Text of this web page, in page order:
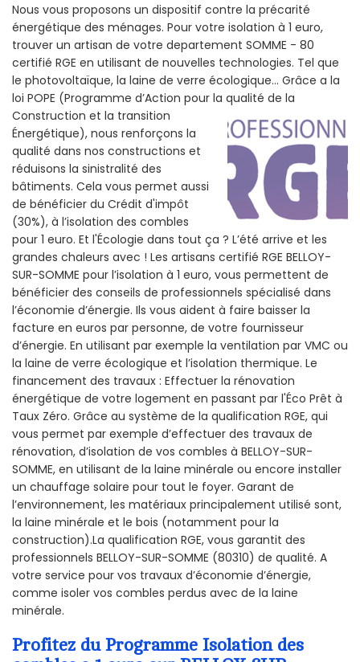
Nous vous proposons un dispositif contre la précarité
énergétique des ménages. Pour votre isolation à 1 euro,
trouver un artisan de votre departement SOMME - 80
certifié RGE en utilisant de nouvelles technologies. Tel que
le photovoltaïque, la laine de verre écologique... Grâce a la
loi POPE (Programme d’Action pour la qualité de la
Construction et la transition
Énergétique), nous renforçons la
qualité dans nos constructions et
réduisons la sinistralité des
bâtiments. Cela vous permet aussi
de bénéficier du Crédit d'impôt
(30%), à l’isolation des combles
pour 1 euro. Et l'Écologie dans tout ça ? L’été arrive et les
grandes chaleurs avec ! Les artisans certifié RGE BELLOY-
SUR-SOMME pour l’isolation à 1 euro, vous permettent de
bénéficier des conseils de professionnels spécialisé dans
l’économie d’énergie. Ils vous aident à faire baisser la
facture en euros par personne, de votre fournisseur
d’énergie. En utilisant par exemple la ventilation par VMC ou
la laine de verre écologique et l’isolation thermique. Le
financement des travaux : Effectuer la rénovation
énergétique de votre logement en passant par l'Éco Prêt à
Taux Zéro. Grâce au système de la qualification RGE, qui
vous permet par exemple d’effectuer des travaux de
rénovation, d’isolation de vos combles à BELLOY-SUR-
SOMME, en utilisant de la laine minérale ou encore installer
un chauffage solaire pour tout le foyer. Garant de
l’environnement, les matériaux principalement utilisé sont,
la laine minérale et le bois (notamment pour la
construction).La qualification RGE, vous garantit des
professionnels BELLOY-SUR-SOMME (80310) de qualité. A
votre service pour vos travaux d’économie d’énergie,
comme isoler vos combles perdus avec de la laine
minérale.
Profitez du Programme Isolation des